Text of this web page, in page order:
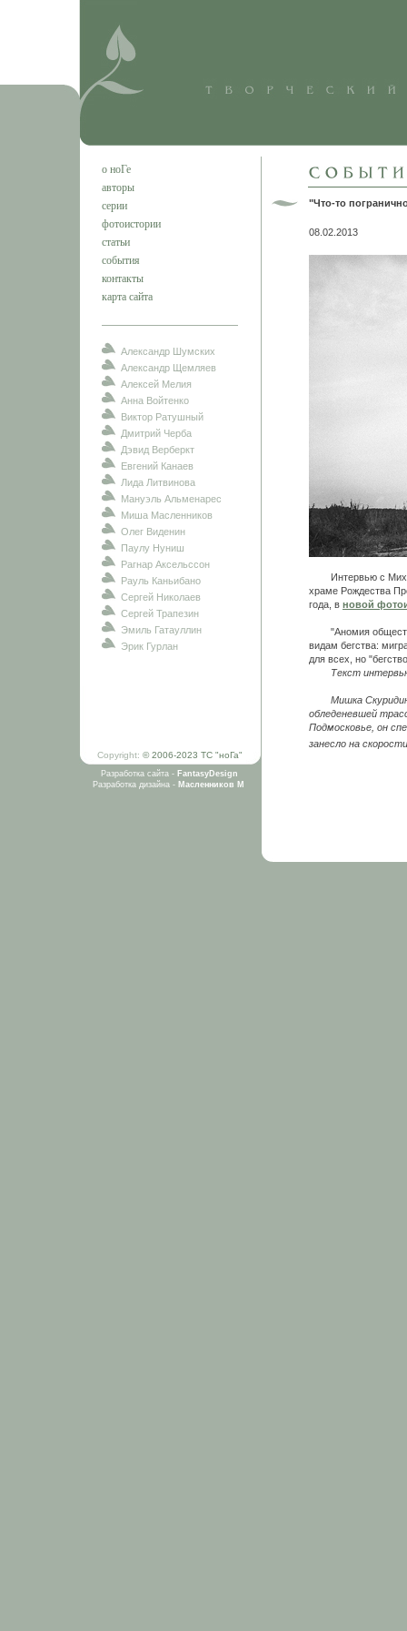
о ноГе
авторы
серии
фотоистории
статьи
события
контакты
карта сайта
Александр Шумских
Александр Щемляев
Алексей Мелия
Анна Войтенко
Виктор Ратушный
Дмитрий Черба
Дэвид Верберкт
Евгений Канаев
Лида Литвинова
Мануэль Альменарес
Миша Масленников
Олег Виденин
Паулу Нуниш
Рагнар Аксельссон
Рауль Каньибано
Сергей Николаев
Сергей Трапезин
Эмиль Гатауллин
Эрик Гурлан
Copyright: © 2006-2023 ТС "ноГа"
Разработка сайта - FantasyDesign
Разработка дизайна - Масленников М
"Что-то
08.02.2013
Интервью с
храме Рождества
года, в новой
"Аномия
видам бегства:
для всех, но
Текст
Мишка
обледеневшей
Подмосковье, он
занесло на